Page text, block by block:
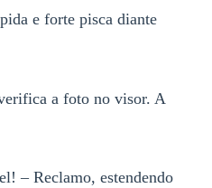
e forte pisca diante
a foto no visor. A
– Reclamo, estendendo